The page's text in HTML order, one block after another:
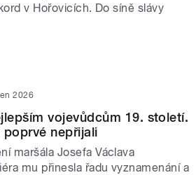
v Hořovicích. Do síně slávy
2026
vojevůdcům 19. století.
poprvé nepřijali
maršála Josefa Václava
mu přinesla řadu vyznamenání a